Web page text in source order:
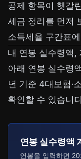
공제 항목이 헷갈
세금 정리를 먼저
소득세율 구간표
내 연봉 실수령액,
아래 연봉 실수령
년 기준 4대보험·
확인할 수 있습니
연봉 실수령액
연봉을 입력하면